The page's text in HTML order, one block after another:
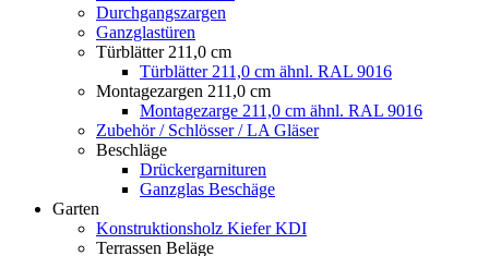
Durchgangszargen
Ganzglastüren
Türblätter 211,0 cm
Türblätter 211,0 cm ähnl. RAL 9016
Montagezargen 211,0 cm
Montagezarge 211,0 cm ähnl. RAL 9016
Zubehör / Schlösser / LA Gläser
Beschläge
Drückergarnituren
Ganzglas Beschäge
Garten
Konstruktionsholz Kiefer KDI
Terrassen Beläge